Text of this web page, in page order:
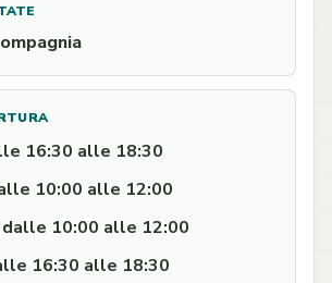
16:30 alle 18:30
10:00 alle 12:00
dalle 10:00 alle 12:00
16:30 alle 18:30